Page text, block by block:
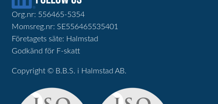
Org.nr: 556465-5354
Momsreg.nr: SE556465535401
Företagets säte: Halmstad
Godkänd för F-skatt
Copyright © B.B.S. i Halmstad AB.